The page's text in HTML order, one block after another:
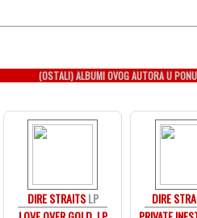
(OSTALI) ALBUMI OVOG AUTORA U
DIRE STRAITSLP
DIRE